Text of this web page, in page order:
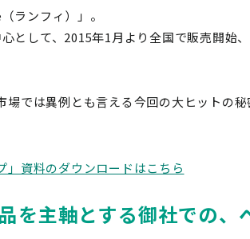
ランフィ）」。
として、2015年1月より全国で販売開始
では異例とも言える今回の大ヒットの
」資料のダウンロードはこちら
を主軸とする御社での